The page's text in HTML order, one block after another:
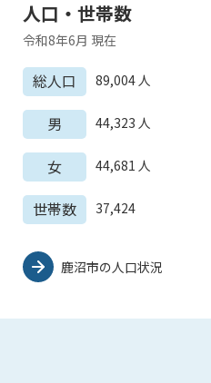
人口・世帯数
令和8年6月 現在
総人口 89,004 人
男 44,323 人
女 44,681 人
世帯数 37,424
鹿沼市の人口状況